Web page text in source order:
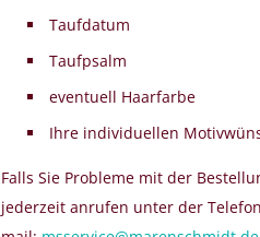
Taufdatum
Taufpsalm
eventuell Haarfarbe
Ihre individuellen
Falls Sie Probleme mit der
jederzeit anrufen unter der